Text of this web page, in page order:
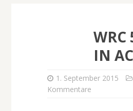
WRC
IN
1. September 2015
Kommentare